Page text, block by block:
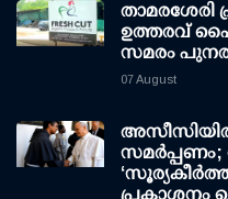
താമരശേരി
ഉത്തരവ്
സമരം
07 August
അസീസിയിൽ
സമർപ്പണം;
പ്രകാശനം